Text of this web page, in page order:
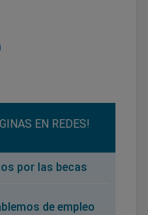
EN REDES!
por las becas
de empleo